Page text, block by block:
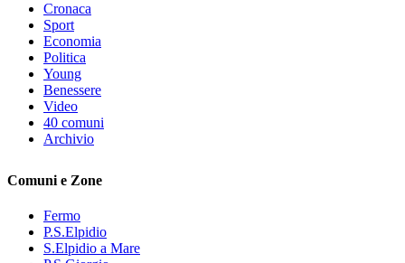
Cronaca
Sport
Economia
Politica
Young
Benessere
Video
40 comuni
Archivio
Comuni e Zone
Fermo
P.S.Elpidio
S.Elpidio a Mare